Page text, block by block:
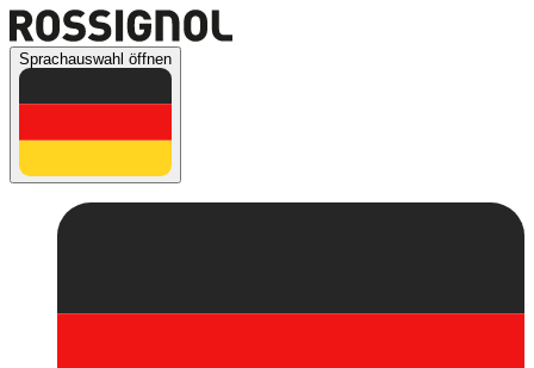
Sprachauswahl öffnen